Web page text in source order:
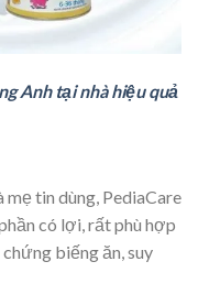
Anh tại nhà hiệu quả
tin dùng, PediaCare
có lợi, rất phù hợp
biếng ăn, suy